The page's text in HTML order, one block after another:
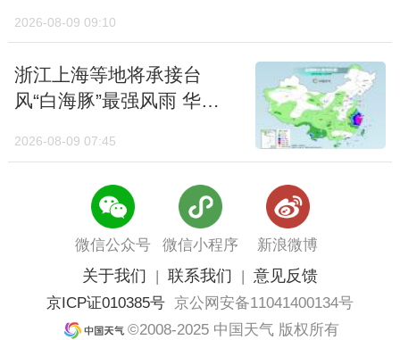
常年冬至期间，我国冬天的势力范围已经达到
2026-08-09 09:10
浙江上海等地将承接台
风“白海豚”最强风雨 华南
2026-08-09 07:45
微信公众号 微信小程序 新浪微博
关于我们 | 联系我们 | 意见反馈
京ICP证010385号 京公网安备11041400134号
©2008-2025 中国天气 版权所有